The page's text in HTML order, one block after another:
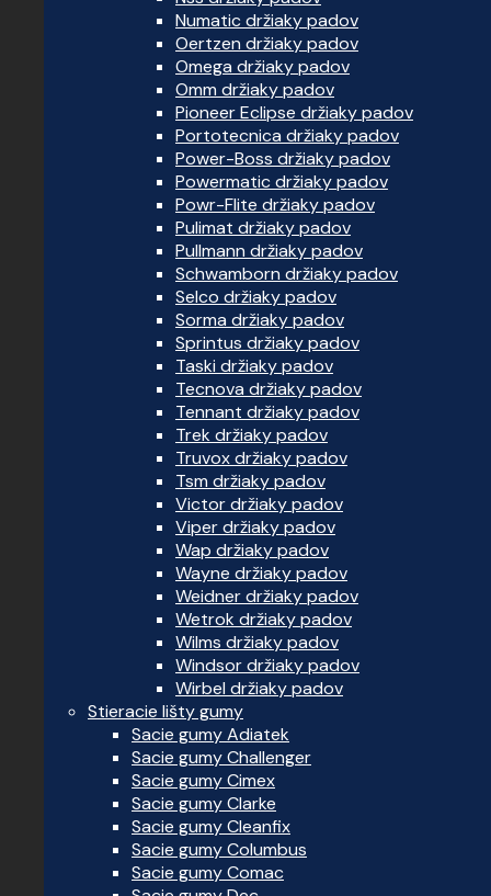
Numatic držiaky padov
Oertzen držiaky padov
Omega držiaky padov
Omm držiaky padov
Pioneer Eclipse držiaky padov
Portotecnica držiaky padov
Power-Boss držiaky padov
Powermatic držiaky padov
Powr-Flite držiaky padov
Pulimat držiaky padov
Pullmann držiaky padov
Schwamborn držiaky padov
Selco držiaky padov
Sorma držiaky padov
Sprintus držiaky padov
Taski držiaky padov
Tecnova držiaky padov
Tennant držiaky padov
Trek držiaky padov
Truvox držiaky padov
Tsm držiaky padov
Victor držiaky padov
Viper držiaky padov
Wap držiaky padov
Wayne držiaky padov
Weidner držiaky padov
Wetrok držiaky padov
Wilms držiaky padov
Windsor držiaky padov
Wirbel držiaky padov
Stieracie lišty gumy
Sacie gumy Adiatek
Sacie gumy Challenger
Sacie gumy Cimex
Sacie gumy Clarke
Sacie gumy Cleanfix
Sacie gumy Columbus
Sacie gumy Comac